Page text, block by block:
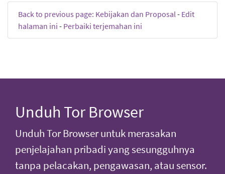
Back to previous page: Kebijakan dan Proposal - Edit
halaman ini - Perbaiki terjemahan ini
Unduh Tor Browser
Unduh Tor Browser untuk merasakan
penjelajahan pribadi yang sesungguhnya
tanpa pelacakan, pengawasan, atau sensor.